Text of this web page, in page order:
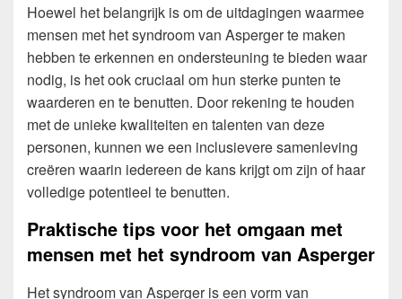
Hoewel het belangrijk is om de uitdagingen waarmee
mensen met het syndroom van Asperger te maken
hebben te erkennen en ondersteuning te bieden waar
nodig, is het ook cruciaal om hun sterke punten te
waarderen en te benutten. Door rekening te houden
met de unieke kwaliteiten en talenten van deze
personen, kunnen we een inclusievere samenleving
creëren waarin iedereen de kans krijgt om zijn of haar
volledige potentieel te benutten.
Praktische tips voor het omgaan met
mensen met het syndroom van Asperger
Het syndroom van Asperger is een vorm van